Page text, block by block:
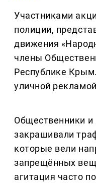
Участниками
полиции,
движения
члены
Республике
уличной
Общественники и
закрашивали
которые вели
запрещённых
агитация часто